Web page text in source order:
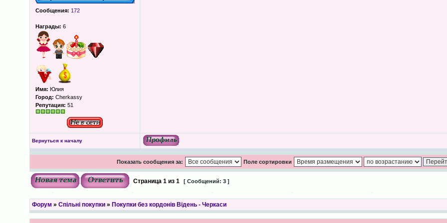
Сообщения: 172
Награды: 6
Имя: Юлия
Город: Cherkassy
Репутация: 51
Вернуться к началу
Показать сообщения за: Поле сортировки
Страница 1из 1 [ Сообщений: 3 ]
Форум » Спільні покупки» Покупки без кордонів Відень - Черкаси